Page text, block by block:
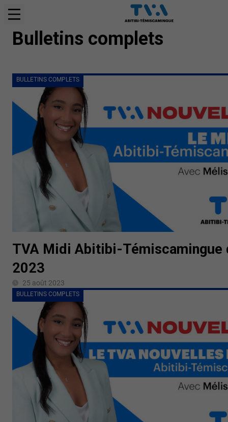
Bulletins complets
BULLETINS COMPLETS
TVA Midi Abitibi-Témiscamingue
2023
25 août 2023
BULLETINS COMPLETS